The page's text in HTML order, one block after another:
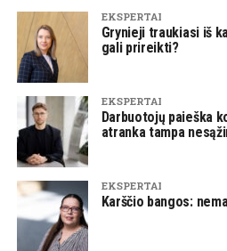
EKSPERTAI
Grynieji traukiasi iš
gali prireikti?
EKSPERTAI
Darbuotojų paieška
atranka tampa
EKSPERTAI
Karščio bangos: